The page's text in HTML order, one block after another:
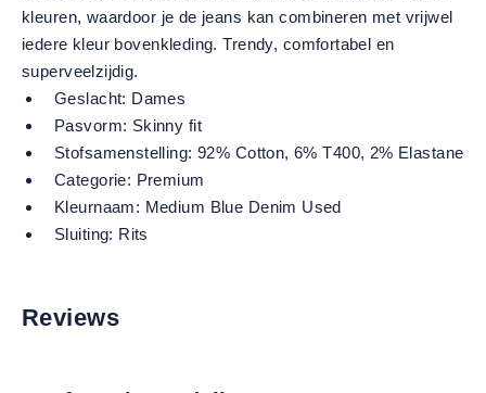
kleuren, waardoor je de jeans kan combineren met vrijwel
iedere kleur bovenkleding. Trendy, comfortabel en
superveelzijdig.
Geslacht: Dames
Pasvorm: Skinny fit
Stofsamenstelling: 92% Cotton, 6% T400, 2% Elastane
Categorie: Premium
Kleurnaam: Medium Blue Denim Used
Sluiting: Rits
Reviews